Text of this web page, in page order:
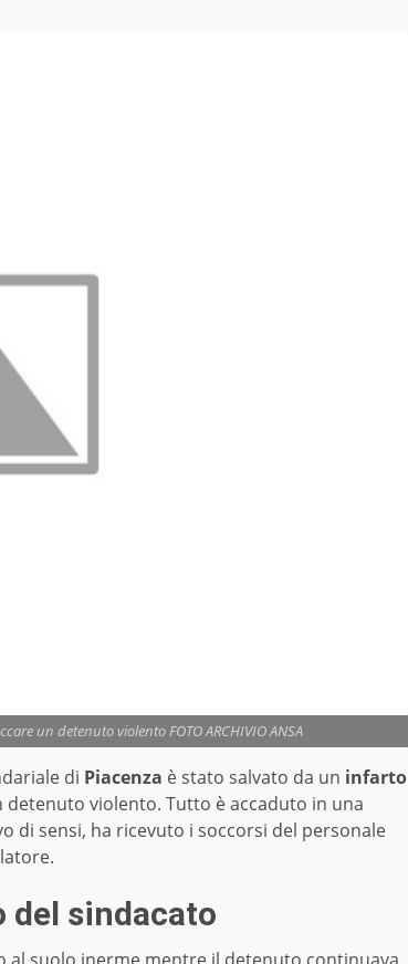
un detenuto violento FOTO ARCHIVIO ANSA
di Piacenza è stato salvato da un infarto
violento. Tutto è accaduto in una
di sensi, ha ricevuto i soccorsi del personale
del sindacato
al suolo inerme mentre il detenuto continuava